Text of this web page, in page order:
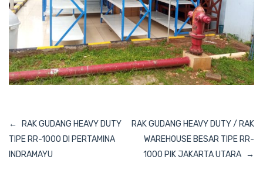
Navigasi
pos
RAK GUDANG HEAVY DUTY
TIPE RR-1000 DI PERTAMINA
INDRAMAYU
RAK GUDANG HEAVY DUTY / RAK
WAREHOUSE BESAR TIPE RR-
1000 PIK JAKARTA UTARA